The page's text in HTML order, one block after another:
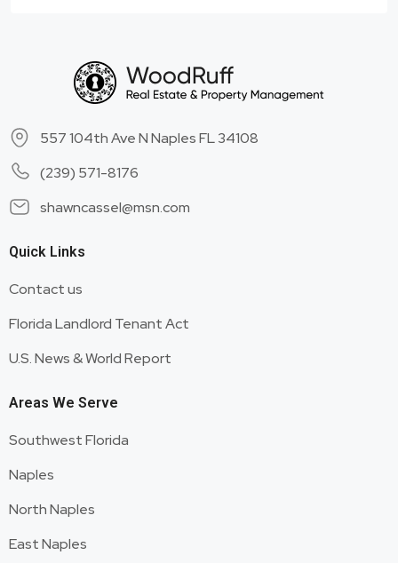
557 104th Ave N Naples FL 34108
(239) 571-8176
shawncassel@msn.com
Quick Links
Contact us
Florida Landlord Tenant Act
U.S. News & World Report
Areas We Serve
Southwest Florida
Naples
North Naples
East Naples